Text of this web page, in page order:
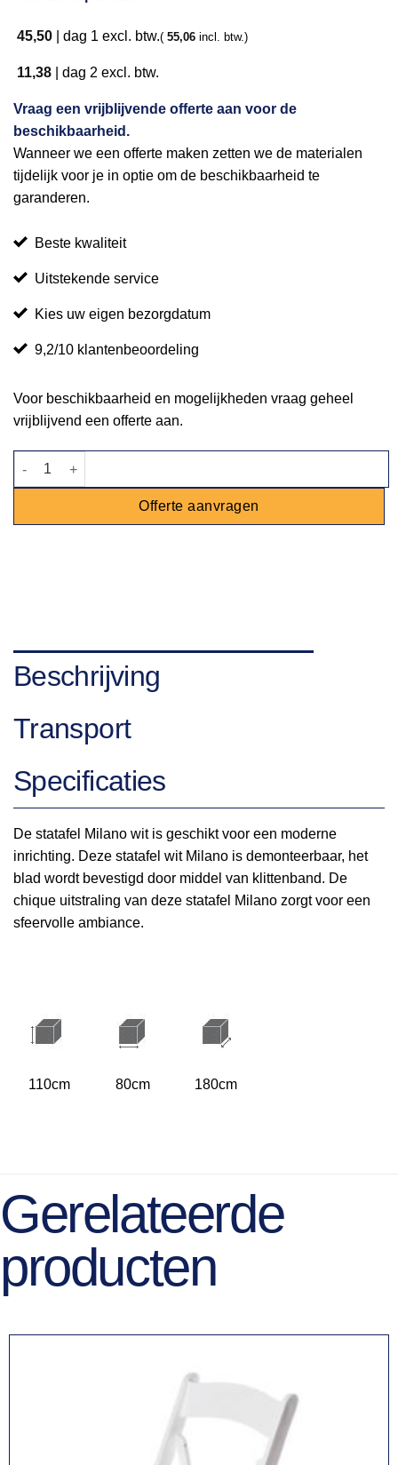
45,50 dag 1 excl. btw.( 55,06 incl. btw.)
11,38 dag 2 excl. btw.
Vraag een vrijblijvende offerte aan voor de
beschikbaarheid.
Wanneer we een offerte maken zetten we de materialen
tijdelijk voor je in optie om de beschikbaarheid te
garanderen.
Beste kwaliteit
Uitstekende service
Kies uw eigen bezorgdatum
9,2/10 klantenbeoordeling
Voor beschikbaarheid en mogelijkheden vraag geheel
vrijblijvend een offerte aan.
Statafel Milano wit - 180x80cm aantal
Offerte aanvragen
Beschrijving
Transport
Specificaties
De statafel Milano wit is geschikt voor een moderne
inrichting. Deze statafel wit Milano is demonteerbaar, het
blad wordt bevestigd door middel van klittenband. De
chique uitstraling van deze statafel Milano zorgt voor een
sfeervolle ambiance.
110cm 80cm 180cm
Gerelateerde
producten